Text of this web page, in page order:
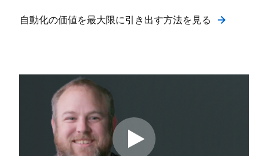
自動化の価値を最大限に引き出す方法を見る